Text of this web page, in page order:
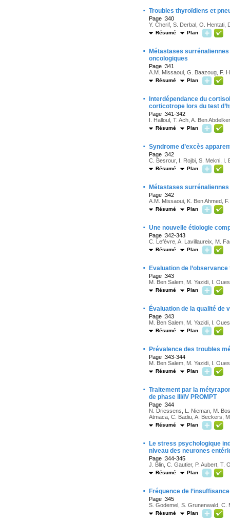
· Troubles thyroïdiens et
Page :340
Y. Cherif, S. Derbal, O. Hentati,
Résumé Plan
·
Métastases
oncologiques
Page :341
A.M. Missaoui, G. Baazoug, F.
Résumé Plan
·
Interdépendance du
corticotrope lors du test
Page :341-342
I. Halloul, T. Ach, A. Ben
Résumé Plan
· Syndrome d’excès
Page :342
C. Besrour, I. Rojbi, S. Mekni, I.
Résumé Plan
· Métastases
Page :342
A.M. Missaoui, K. Ben Ahmed,
Résumé Plan
· Une nouvelle étiologie
Page :342-343
C. Lefèvre, A. Lavillaureix, M.
Résumé Plan
· Evaluation de
Page :343
M. Ben Salem, M. Yazidi, I.
Résumé Plan
· Évaluation de la qualité de
Page :343
M. Ben Salem, M. Yazidi, I.
Résumé Plan
· Prévalence des troubles
Page :343-344
M. Ben Salem, M. Yazidi, I.
Résumé Plan
· Traitement par la
de phase III/IV PROMPT
Page :344
N. Driessens, L. Nieman, M.
Atmaca, C. Badiu, A. Beckers,
Résumé Plan
·
Le stress psychologique
niveau des neurones
Page :344-345
J. Blin, C. Gautier, P. Aubert, T.
Résumé Plan
· Fréquence de
Page :345
S. Godemel, S. Grunenwald, C.
Résumé Plan